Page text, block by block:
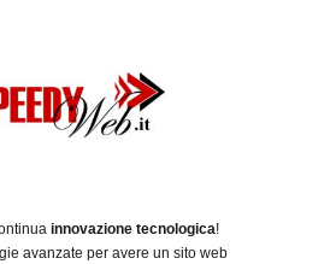
innovazione tecnologica!
avanzate per avere un sito web